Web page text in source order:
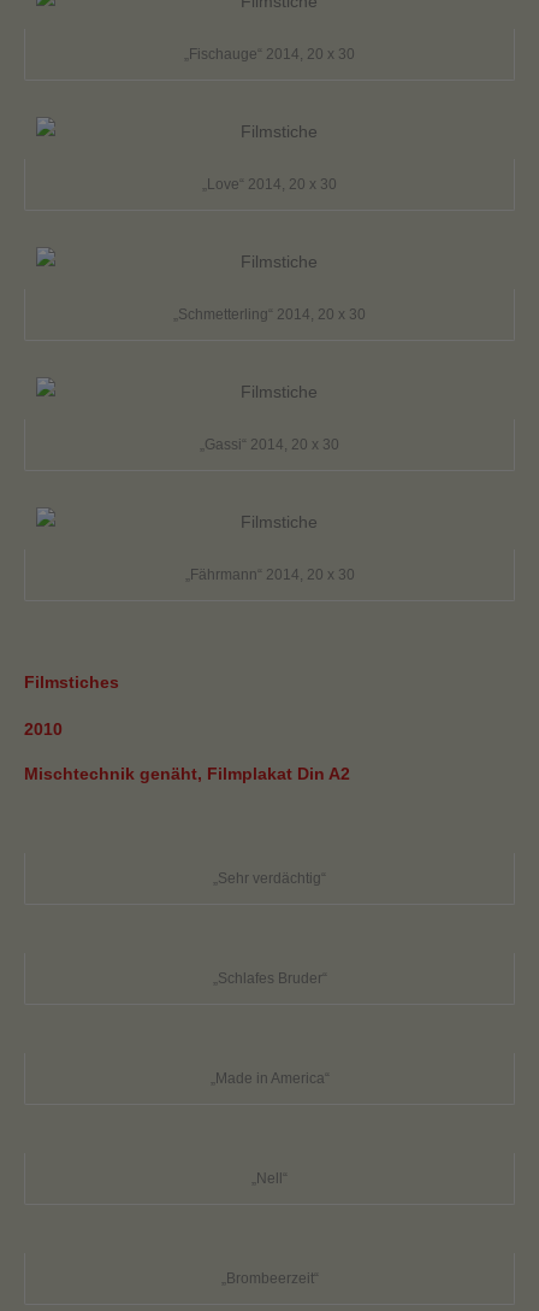
„Fischauge“ 2014, 20 x 30
„Love“ 2014, 20 x 30
„Schmetterling“ 2014, 20 x 30
„Gassi“ 2014, 20 x 30
„Fährmann“ 2014, 20 x 30
Filmstiches
2010
Mischtechnik genäht, Filmplakat Din A2
„Sehr verdächtig“
„Schlafes Bruder“
„Made in America“
„Nell“
„Brombeerzeit“